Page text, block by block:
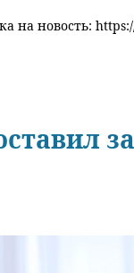
на новость: